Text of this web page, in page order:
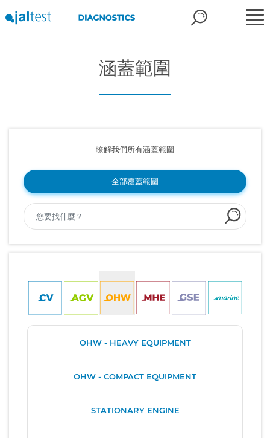
涵蓋範圍
瞭解我們所有涵蓋範圍
全部覆蓋範圍
OHW - HEAVY EQUIPMENT
OHW - COMPACT EQUIPMENT
STATIONARY ENGINE